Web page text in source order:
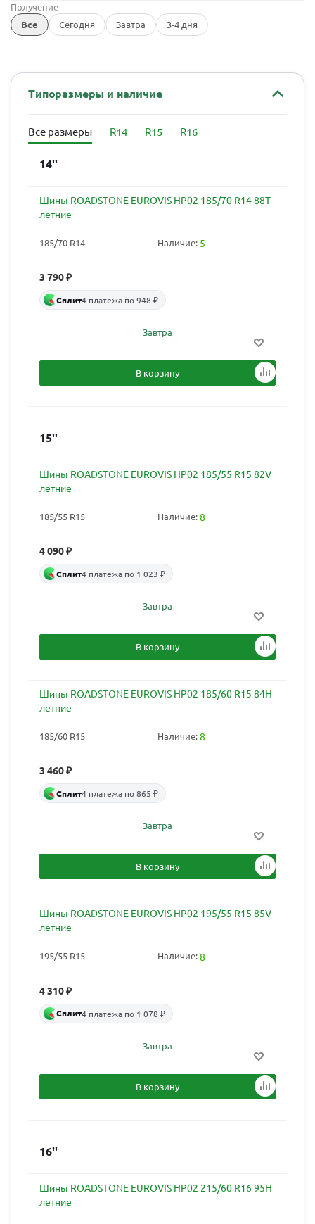
Получение
Все
Сегодня Завтра 3-4 дня
Типоразмеры и наличие
Все размеры R14 R15 R16
14''
Шины ROADSTONE EUROVIS HP02 185/70 R14 88T
летние
185/70 R14 Наличие: 5
3 790₽
Сплит4 платежа по 948 ₽
Завтра
В корзину
15''
Шины ROADSTONE EUROVIS HP02 185/55 R15 82V
летние
185/55 R15 Наличие:8
4 090₽
Сплит4 платежа по 1 023 ₽
Завтра
В корзину
Шины ROADSTONE EUROVIS HP02 185/60 R15 84H
летние
185/60 R15 Наличие:8
3 460₽
Сплит4 платежа по 865 ₽
Завтра
В корзину
Шины ROADSTONE EUROVIS HP02 195/55 R15 85V
летние
195/55 R15 Наличие:8
4 310₽
Сплит4 платежа по 1 078 ₽
Завтра
В корзину
16''
Шины ROADSTONE EUROVIS HP02 215/60 R16 95H
летние